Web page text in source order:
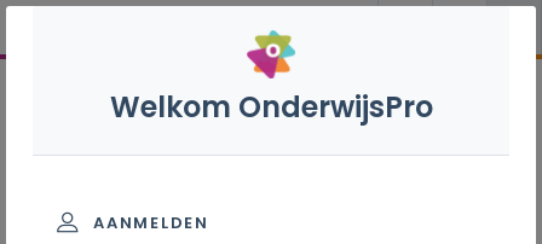
Welkom OnderwijsPro
AANMELDEN